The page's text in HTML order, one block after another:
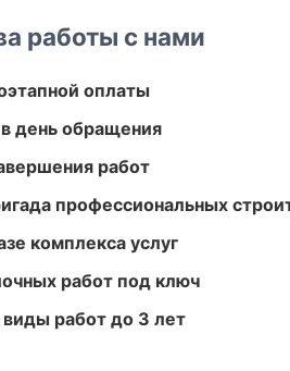
работы с нами
оплаты
день обращения
работ
профессиональных
комплекса услуг
работ под ключ
виды работ до 3 лет